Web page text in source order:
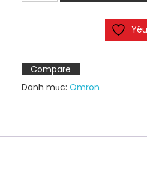
QX2ASM-
800
số
Compare
Danh mục: Omron